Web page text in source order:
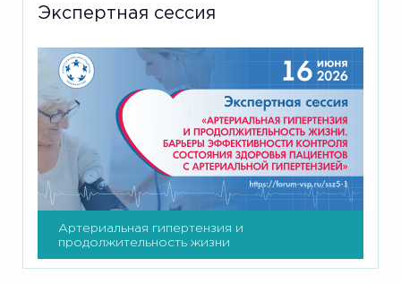
Экспертная сессия
Артериальная гипертензия и
продолжительность жизни